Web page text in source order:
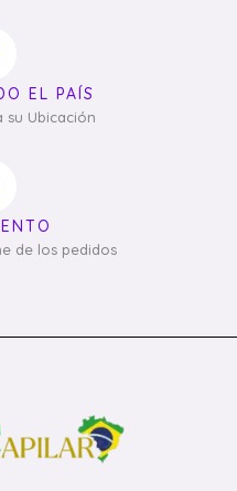
EL PAÍS
su Ubicación
de los pedidos